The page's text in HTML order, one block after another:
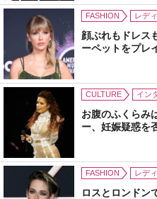
FASHION レデ
顔ぶれもドレス
ーペットをプレ
CULTURE イン
お腹のふくらみ
ー、妊娠疑惑を
FASHION レデ
ロスとロンドン